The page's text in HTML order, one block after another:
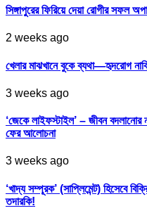
সিঙ্গাপুরের ফিরিয়ে দেয়া রোগীর সফল
2 weeks ago
খেলার মাঝখানে বুকে ব্যথা—হৃদরোগ
3 weeks ago
‘জেকে লাইফস্টাইল’ – জীবন বদলানোর
ফের আলোচনা
3 weeks ago
‘খাদ্য সম্পূরক’ (সাপ্লিমেন্ট) হিসেবে
তদারকি!